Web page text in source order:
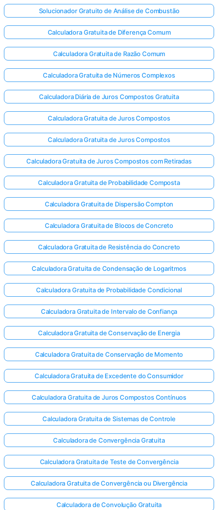
Solucionador Gratuito de Análise de Combustão
Calculadora Gratuita de Diferença Comum
Calculadora Gratuita de Razão Comum
Calculadora Gratuita de Números Complexos
Calculadora Diária de Juros Compostos Gratuita
Calculadora Gratuita de Juros Compostos
Calculadora Gratuita de Juros Compostos
Calculadora Gratuita de Juros Compostos com Retiradas
Calculadora Gratuita de Probabilidade Composta
Calculadora Gratuita de Dispersão Compton
Calculadora Gratuita de Blocos de Concreto
Calculadora Gratuita de Resistência do Concreto
Calculadora Gratuita de Condensação de Logaritmos
Calculadora Gratuita de Probabilidade Condicional
Calculadora Gratuita de Intervalo de Confiança
Calculadora Gratuita de Conservação de Energia
Calculadora Gratuita de Conservação de Momento
Calculadora Gratuita de Excedente do Consumidor
Calculadora Gratuita de Juros Compostos Contínuos
Calculadora Gratuita de Sistemas de Controle
Calculadora de Convergência Gratuita
Calculadora Gratuita de Teste de Convergência
Calculadora Gratuita de Convergência ou Divergência
Calculadora de Convolução Gratuita